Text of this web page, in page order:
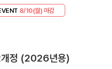
8/10(월) 마감
개정 (2026년용)